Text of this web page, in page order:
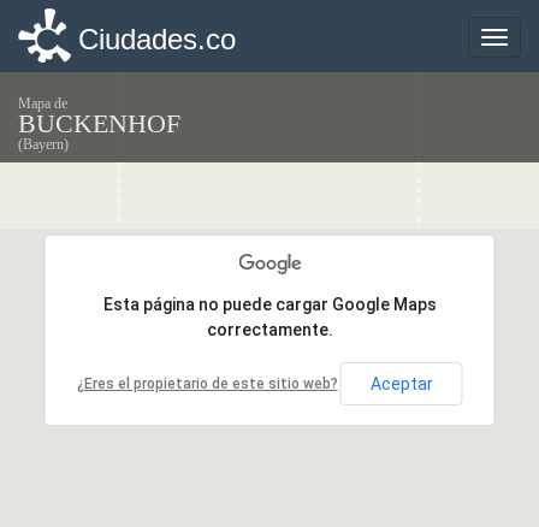
Toggle
Ciudades.co
Mapa de
BUCKENHOF
(Bayern)
Esta página no puede cargar Google Maps
correctamente.
¿Eres el propietario de este sitio web? Aceptar
Esta página no puede cargar Google Maps
correctamente.
¿Eres el propietario de este sitio web? Aceptar
Toggle
Ciudades.co